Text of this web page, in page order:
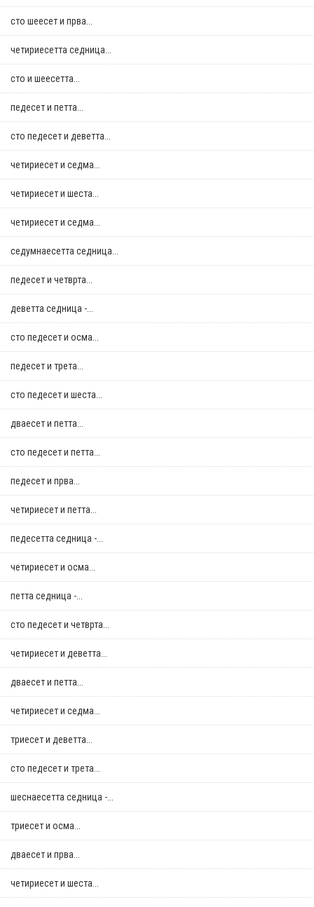
сто шеесет и прва...
четириесетта седница...
сто и шеесетта...
педесет и петта...
сто педесет и деветта...
четириесет и седма...
четириесет и шеста...
четириесет и седма...
седумнаесетта седница...
педесет и четврта...
деветта седница -...
сто педесет и осма...
педесет и трета...
сто педесет и шеста...
дваесет и петта...
сто педесет и петта...
педесет и прва...
четириесет и петта...
педесетта седница -...
четириесет и осма...
петта седница -...
сто педесет и четврта...
четириесет и деветта...
дваесет и петта...
четириесет и седма...
триесет и деветта...
сто педесет и трета...
шеснаесетта седница -...
триесет и осма...
дваесет и прва...
четириесет и шеста...